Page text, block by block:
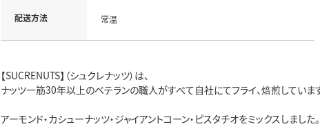
配送方法 常温
【SUCRENUTS】（シュクレナッツ）は、
ナッツ一筋30年以上のベテランの職人がすべて自社にてフライ、焙煎しています
アーモンド・カシューナッツ・ジャイアントコーン・ピスタチオをミックスしました。